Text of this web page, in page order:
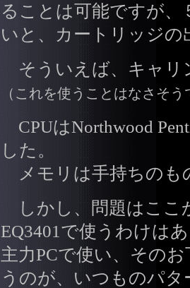
ることは可能ですが
いと、カートリッジ
そういえば、キャリ
（これを使うことはなさそう
CPUはNorthwood
した。
メモリは手持ちのも
しかし、問題はここ
EQ3401で使うわけは
主力PCで使い、その
うのが、いつものパタ